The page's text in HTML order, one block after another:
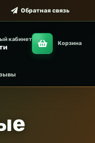
Обратная связь
кабинет
Корзина